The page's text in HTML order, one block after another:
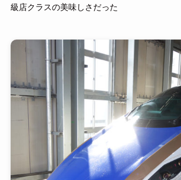
級店クラスの美味しさだった